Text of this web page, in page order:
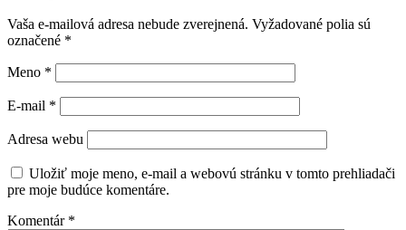
Vaša e-mailová adresa nebude zverejnená. Vyžadované polia sú
označené *
Meno *
E-mail *
Adresa webu
Uložiť moje meno, e-mail a webovú stránku v tomto prehliadači
pre moje budúce komentáre.
Komentár *